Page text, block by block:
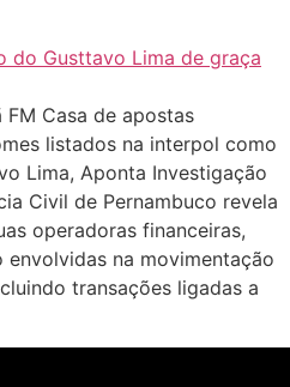
FM Casa de apostas
listados na interpol como
Lima, Aponta Investigação
Civil de Pernambuco revela
operadoras financeiras,
envolvidas na movimentação
transações ligadas a